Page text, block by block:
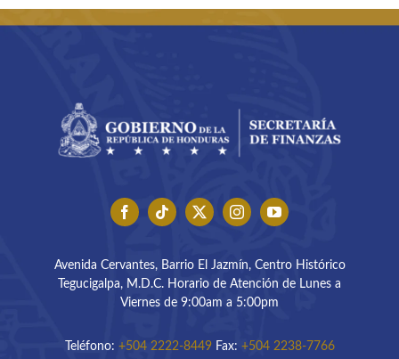
Avenida Cervantes, Barrio El Jazmín, Centro Histórico
Tegucigalpa, M.D.C. Horario de Atención de Lunes a
Viernes de 9:00am a 5:00pm
Teléfono: +504 2222-8449Fax: +504 2238-7766